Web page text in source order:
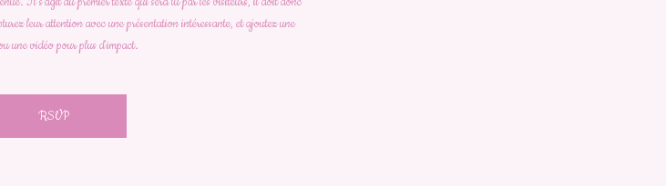
leur attention avec une présentation intéressante, et ajoutez une
une vidéo pour plus d'impact.
RSVP